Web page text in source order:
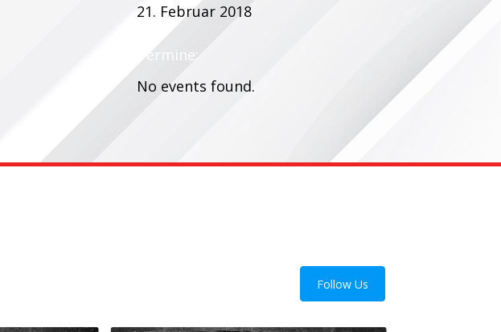
21. Februar 2018
Termine:
No events found.
Follow Us